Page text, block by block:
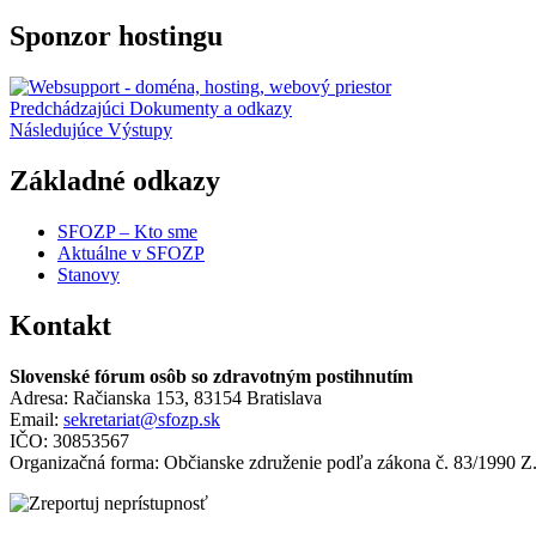
návrhu
o
MNO”
Sponzor hostingu
Navigácia
v
článku
Predchádzajúci Dokumenty a odkazy
Následujúce Výstupy
Základné odkazy
SFOZP – Kto sme
Aktuálne v SFOZP
Stanovy
Kontakt
Slovenské fórum osôb so zdravotným postihnutím
Adresa: Račianska 153, 83154 Bratislava
Email: sekretariat@sfozp.sk
IČO: 30853567
Organizačná forma: Občianske združenie podľa zákona č. 83/1990